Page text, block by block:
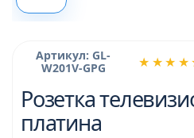
Артикул: GL-
W201V-GPG
Розетка
платина